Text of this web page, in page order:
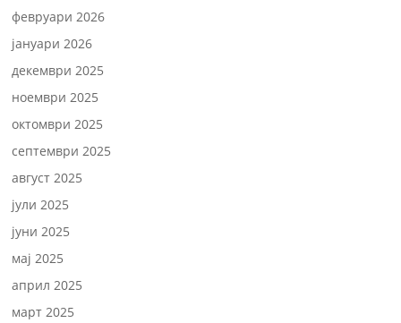
февруари 2026
јануари 2026
декември 2025
ноември 2025
октомври 2025
септември 2025
август 2025
јули 2025
јуни 2025
мај 2025
април 2025
март 2025